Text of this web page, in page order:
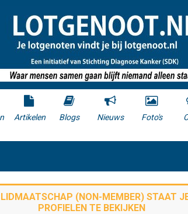
Artikelen Blogs Nieuws Foto's
(NON-MEMBER) STAAT
PROFIELEN TE BEKIJKEN